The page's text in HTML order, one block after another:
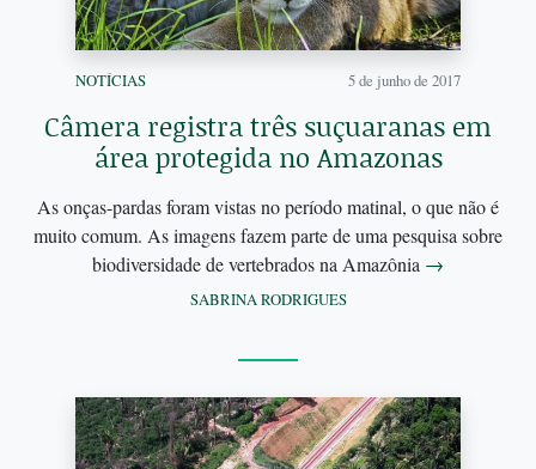
NOTÍCIAS 5 de junho de 2017
Câmera registra três suçuaranas em
área protegida no Amazonas
As onças-pardas foram vistas no período matinal, o que não é
muito comum. As imagens fazem parte de uma pesquisa sobre
biodiversidade de vertebrados na Amazônia →
SABRINA RODRIGUES